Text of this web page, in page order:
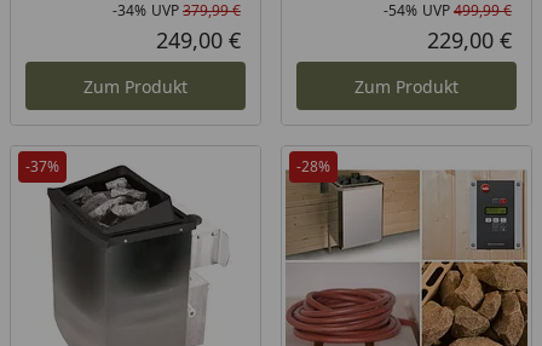
Rabatt in Prozent
-34%
Ursprünglicher Preis
UVP379,99 €
Aktueller Preis
249,00 €
Zum Produkt
-54% UVP499,99 €
229,00 €
Zum Produkt
-37% -28%